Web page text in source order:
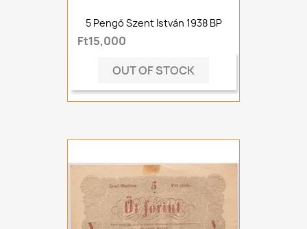
5 Pengő Szent István 1938 BP
Ft15,000
OUT OF STOCK